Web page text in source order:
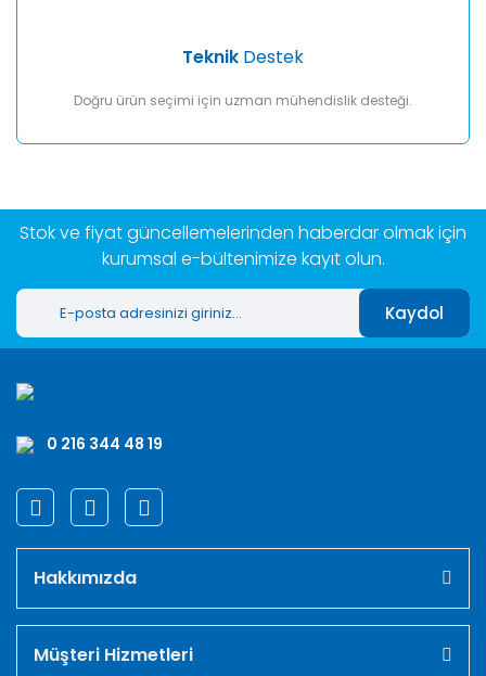
Teknik Destek
Doğru ürün seçimi için uzman mühendislik desteği.
Stok ve fiyat güncellemelerinden haberdar olmak için
kurumsal e-bültenimize kayıt olun.
Kaydol
0 216 344 48 19
Hakkımızda
Müşteri Hizmetleri